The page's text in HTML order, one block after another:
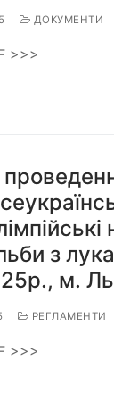
ДОКУМЕНТИ
>>>
з
м.
РЕГЛАМЕНТИ
>>>